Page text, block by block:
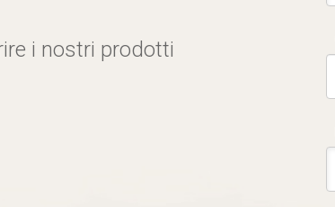
i nostri prodotti